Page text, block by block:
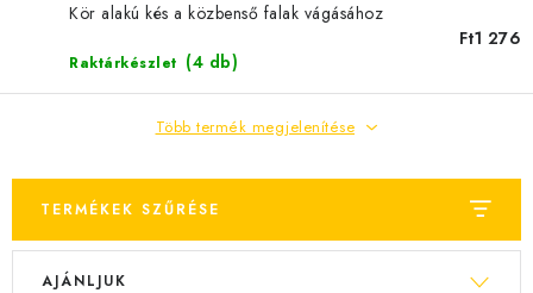
HÍREK
ÉTREND-KIEGÉSZÍTŐK
Kőboltos üzlet A történetünk
Kapcsolatok
Szállítás és fizetés
Gyakori kérdések FAQ
Fotogaléria
Kör alakú kés a közbenső falak vágásához
Raktárkészlet (4 db)
Ft1 276
Több termék megjelenítése
TERMÉKEK SZŰRÉSE
T
T
AJÁNLJUK